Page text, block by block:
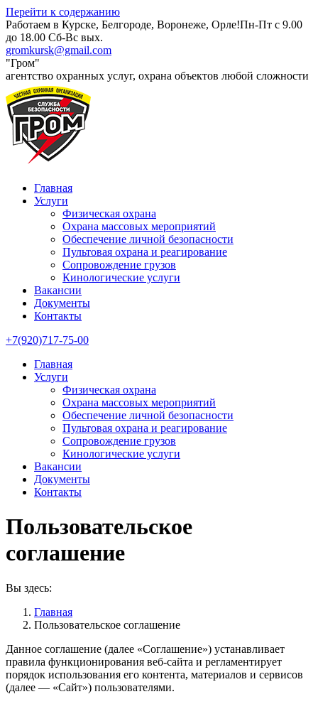
Перейти к содержанию
Работаем в Курске, Белгороде, Воронеже, Орле!Пн-Пт с 9.00
до 18.00 Сб-Вс вых.
gromkursk@gmail.com
"Гром"
агентство охранных услуг, охрана объектов любой сложности
Главная
Услуги
Физическая охрана
Охрана массовых мероприятий​
Обеспечение личной безопасности​
Пультовая охрана и реагирование​
Сопровождение грузов​
Кинологические услуги​
Вакансии
Документы
Контакты
+7(920)717-75-00
Главная
Услуги
Физическая охрана
Охрана массовых мероприятий​
Обеспечение личной безопасности​
Пультовая охрана и реагирование​
Сопровождение грузов​
Кинологические услуги​
Вакансии
Документы
Контакты
Пользовательское
соглашение
Вы здесь:
Главная
Пользовательское соглашение
Данное соглашение (далее «Соглашение») устанавливает
правила функционирования веб‑сайта и регламентирует
порядок использования его контента, материалов и сервисов
(далее — «Сайт») пользователями.